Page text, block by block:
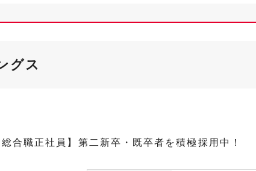
グス
合職正社員】第二新卒・既卒者を積極採用中！